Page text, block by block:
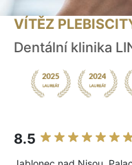
VÍTĚZ
Dentální klinika
8.5